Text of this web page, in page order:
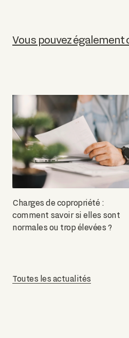
Vous pouvez
Charges de copropriété :
comment savoir si elles sont
normales ou trop élevées ?
Toutes les actualités